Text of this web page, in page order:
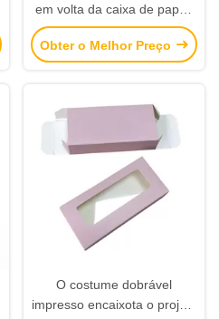
em volta da caixa de papel,
impressão deslocada
impressa de caixas de
Obter o Melhor Preço
O costume dobrável
impresso encaixota o projeto